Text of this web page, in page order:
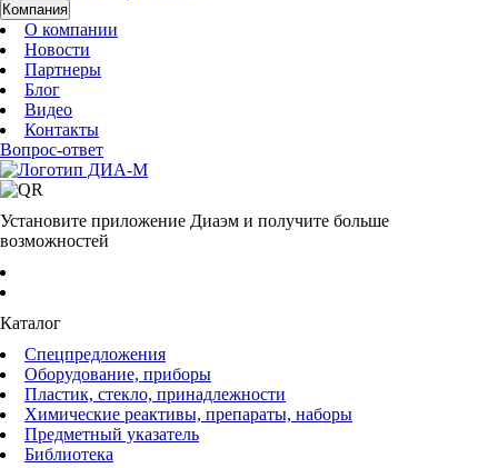
Компания
О компании
Новости
Партнеры
Блог
Видео
Контакты
Вопрос-ответ
Установите приложение Диаэм и получите больше
возможностей
Каталог
Спецпредложения
Оборудование, приборы
Пластик, стекло, принадлежности
Химические реактивы, препараты, наборы
Предметный указатель
Библиотека